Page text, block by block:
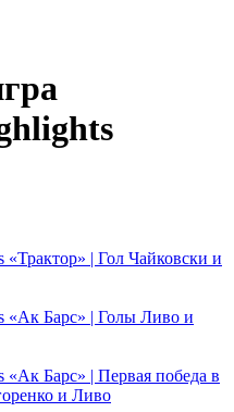
| Гол Чайковски и
«Ак Барс» | Голы Ливо и
«Ак Барс» | Первая победа в
и Ливо